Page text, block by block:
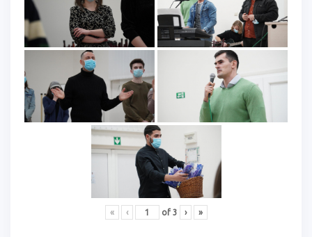
« ‹ of 3 › »